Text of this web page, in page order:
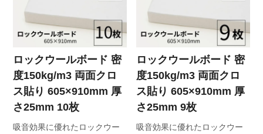
吸音効果に優れたロックウー
ロックウールボード 密
度150kg/m3 両面クロ
ス貼り 605×910mm 厚
さ25mm 10枚
吸音効果に優れたロックウー
ロックウールボード 密
度150kg/m3 両面クロ
ス貼り 605×910mm 厚
さ25mm 9枚